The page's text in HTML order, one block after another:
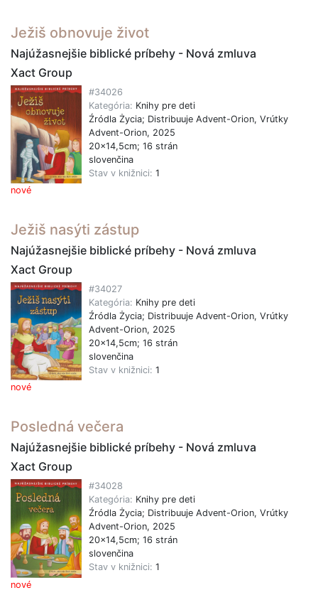
Ježiš obnovuje život
Najúžasnejšie biblické príbehy - Nová zmluva
Xact Group
nové
#34026
Kategória: Knihy pre deti
Źródla Życia; Distribuuje Advent-Orion, Vrútky
Advent-Orion, 2025
20x14,5cm; 16 strán
slovenčina
Stav v knižnici: 1
Ježiš nasýti zástup
Najúžasnejšie biblické príbehy - Nová zmluva
Xact Group
nové
#34027
Kategória: Knihy pre deti
Źródla Życia; Distribuuje Advent-Orion, Vrútky
Advent-Orion, 2025
20x14,5cm; 16 strán
slovenčina
Stav v knižnici: 1
Posledná večera
Najúžasnejšie biblické príbehy - Nová zmluva
Xact Group
nové
#34028
Kategória: Knihy pre deti
Źródla Życia; Distribuuje Advent-Orion, Vrútky
Advent-Orion, 2025
20x14,5cm; 16 strán
slovenčina
Stav v knižnici: 1